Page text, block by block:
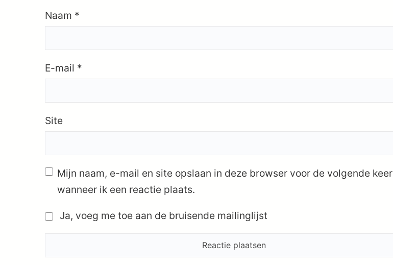
Naam *
E-mail *
Site
Mijn naam, e-mail en site opslaan in deze browser voor de volgende keer
wanneer ik een reactie plaats.
Ja, voeg me toe aan de bruisende mailinglijst